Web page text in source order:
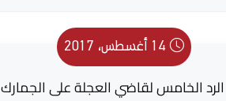
14 أغسطس، 2017
الرد الخامس لقاضي العجلة على الجمارك